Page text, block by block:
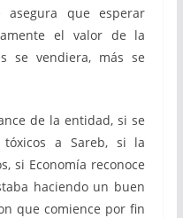
asegura que esperar
el valor de la
se vendiera, más se
de la entidad, si se
tóxicos a Sareb, si la
si Economía reconoce
haciendo un buen
que comience por fin